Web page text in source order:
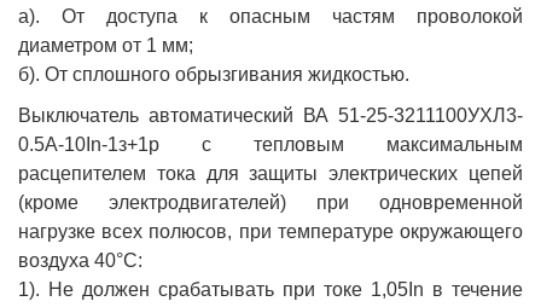
а). От доступа к опасным частям проволокой
диаметром от 1 мм;
б). От сплошного обрызгивания жидкостью.
Выключатель автоматический ВА 51-25-3211100УХЛ3-
0.5А-10In-1з+1р с тепловым максимальным
расцепителем тока для защиты электрических цепей
(кроме электродвигателей) при одновременной
нагрузке всех полюсов, при температуре окружающего
воздуха 40°С:
1). Не должен срабатывать при токе 1,05In в течение